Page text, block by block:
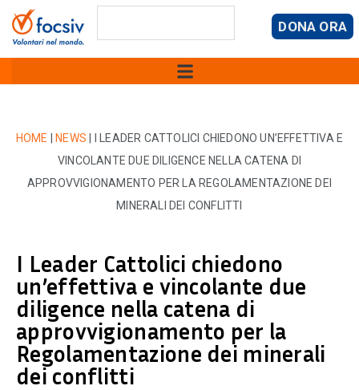
DONA ORA
HOME NEWS
I LEADER CATTOLICI CHIEDONO UN’EFFETTIVA E
VINCOLANTE DUE DILIGENCE NELLA CATENA DI
APPROVVIGIONAMENTO PER LA REGOLAMENTAZIONE DEI
MINERALI DEI CONFLITTI
I Leader Cattolici chiedono
un’effettiva e vincolante due
diligence nella catena di
approvvigionamento per la
Regolamentazione dei minerali
dei conflitti